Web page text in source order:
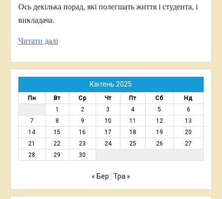
Ось декілька порад, які полегшать життя і студента, і
викладача.
Читати далі
Квітень 2025
Пн Вт Ср Чт Пт Сб
Нд
1
2 3 4 5
6
7
8 9 10 11 12
13
14
15 16 17 18 19
20
21
22 23 24 25 26
27
28
29 30
« Бер Тра »